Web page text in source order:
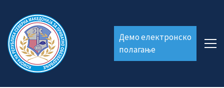
Демо електронско
полагање